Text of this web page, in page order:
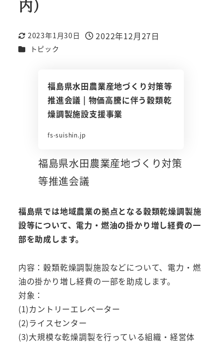
内）
更新日
2023年1月30日
投稿日
2022年12月27日
カテゴリー
トピック
福島県水田農業産地づくり対策等
推進会議 | 物価高騰に伴う穀類乾
燥調製施設支援事業
fs-suishin.jp
福島県水田農業産地づくり対策
等推進会議
福島県では地域農業の拠点となる穀類乾燥調製施
設等について、電力・燃油の掛かり増し経費の一
部を助成します。
内容：穀類乾燥調製施設などについて、電力・燃
油の掛かり増し経費の一部を助成します。
対象：
(1)カントリーエレベーター
(2)ライスセンター
(3)大規模な乾燥調製を行っている組織・経営体